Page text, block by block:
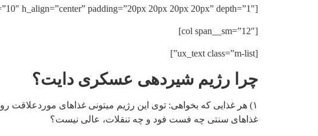
[row col_bg=”rgb(255,255,255)” col_bg_radius=”10″ h_align=”center” padding=”20px 20px 20px 20px” depth=”1″]
[col span__sm=”12″]
[ux_text class=”m-list”]
چرا رژیم شیردهی عسکری دایت؟
۱) هر غذایی که بخواهی: توی این رژیم میتونی غذاهای
غذاهای سنتی چه فست فود و چه تنقلات، عالی نیست؟